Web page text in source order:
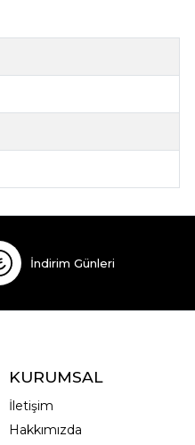
İndirim Günleri
KURUMSAL
İletişim
Hakkımızda